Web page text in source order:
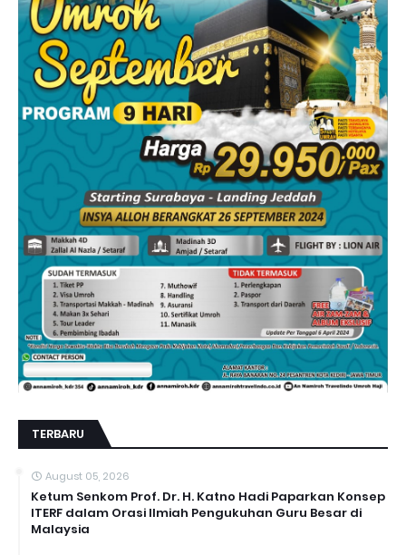
TERBARU
August 05, 2026
Ketum Senkom Prof. Dr. H. Katno Hadi Paparkan Konsep
ITERF dalam Orasi Ilmiah Pengukuhan Guru Besar di
Malaysia